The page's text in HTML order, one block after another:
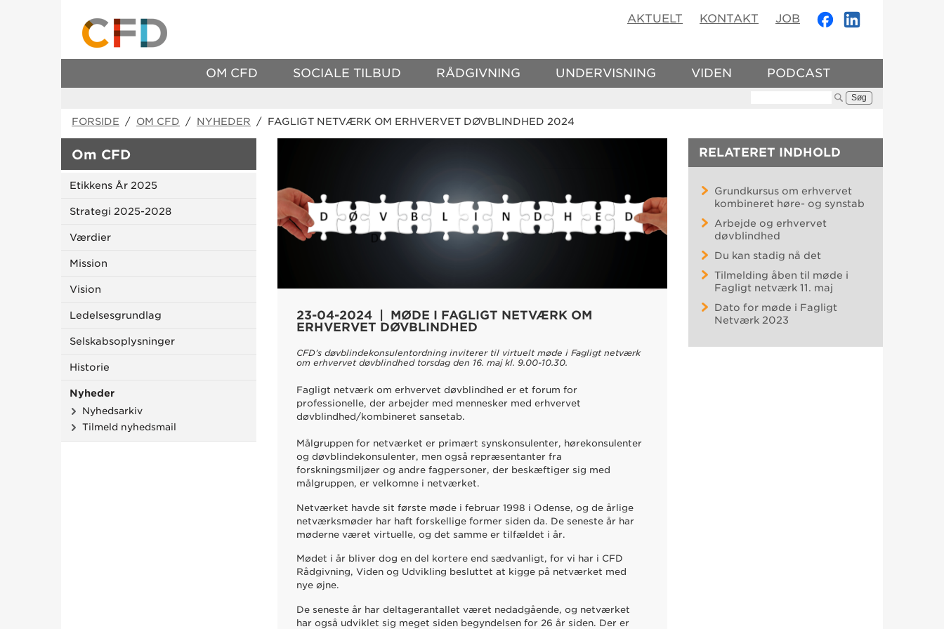
AKTUELT KONTAKT JOB
OM CFD SOCIALE TILBUD RÅDGIVNING UNDERVISNING VIDEN PODCAST
FORSIDE / OM CFD / NYHEDER / FAGLIGT NETVÆRK OM ERHVERVET DØVBLINDHED 2024
Om CFD
Etikkens År 2025
Strategi 2025-2028
Værdier
Mission
Vision
Ledelsesgrundlag
Selskabsoplysninger
Historie
Nyheder
Nyhedsarkiv
Tilmeld nyhedsmail
23-04-2024 | MØDE I FAGLIGT NETVÆRK OM
ERHVERVET DØVBLINDHED
CFD’s døvblindekonsulentordning inviterer til virtuelt møde i Fagligt netværk
om erhvervet døvblindhed torsdag den 16. maj kl. 9.00-10.30.
Fagligt netværk om erhvervet døvblindhed er et forum for
professionelle, der arbejder med mennesker med erhvervet
døvblindhed/kombineret sansetab.
Målgruppen for netværket er primært synskonsulenter, hørekonsulenter
og døvblindekonsulenter, men også repræsentanter fra
forskningsmiljøer og andre fagpersoner, der beskæftiger sig med
målgruppen, er velkomne i netværket.
Netværket havde sit første møde i februar 1998 i Odense, og de årlige
netværksmøder har haft forskellige former siden da. De seneste år har
møderne været virtuelle, og det samme er tilfældet i år.
Mødet i år bliver dog en del kortere end sædvanligt, for vi har i CFD
Rådgivning, Viden og Udvikling besluttet at kigge på netværket med
nye øjne.
De seneste år har deltagerantallet været nedadgående, og netværket
har også udviklet sig meget siden begyndelsen for 26 år siden. Der er
RELATERET INDHOLD
Grundkursus om erhvervet
kombineret høre- og synstab
Arbejde og erhvervet
døvblindhed
Du kan stadig nå det
Tilmelding åben til møde i
Fagligt netværk 11. maj
Dato for møde i Fagligt
Netværk 2023